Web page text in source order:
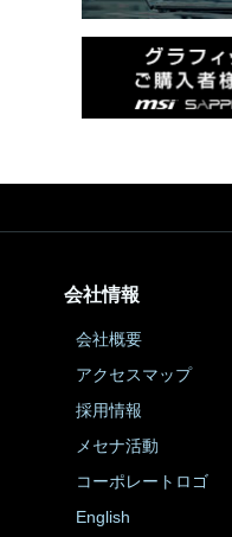
会社情報
会社概要
アクセスマップ
採用情報
メセナ活動
コーポレートロゴ
English